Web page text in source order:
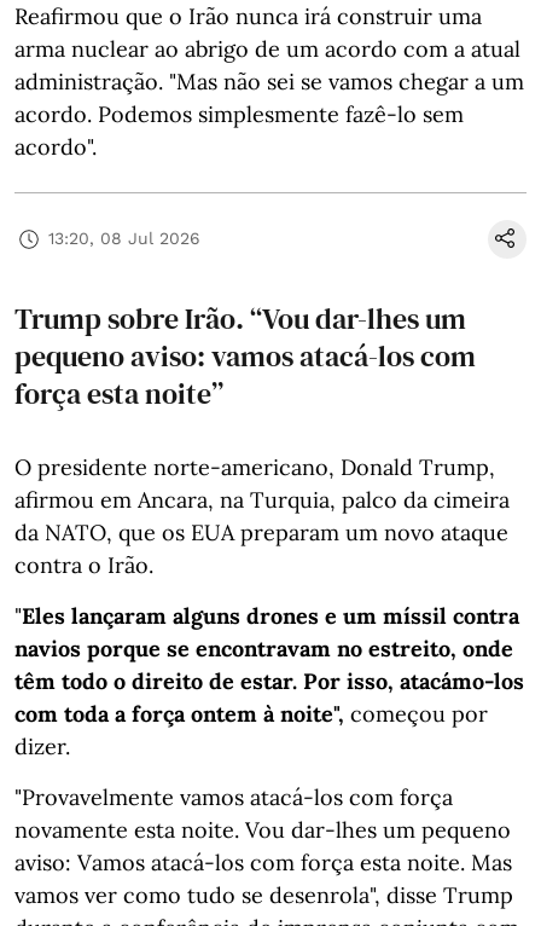
Reafirmou que o Irão nunca irá construir uma
arma nuclear ao abrigo de um acordo com a atual
administração. "Mas não sei se vamos chegar a um
acordo. Podemos simplesmente fazê-lo sem
acordo".
13:20, 08 Jul 2026
Trump sobre Irão. “Vou dar-lhes um
pequeno aviso: vamos atacá-los com
força esta noite”
O presidente norte-americano, Donald Trump,
afirmou em Ancara, na Turquia, palco da cimeira
da NATO, que os EUA preparam um novo ataque
contra o Irão.
"Eles lançaram alguns drones e um míssil contra
navios porque se encontravam no estreito, onde
têm todo o direito de estar. Por isso, atacámo-los
com toda a força ontem à noite", começou por
dizer.
"Provavelmente vamos atacá-los com força
novamente esta noite. Vou dar-lhes um pequeno
aviso: Vamos atacá-los com força esta noite. Mas
vamos ver como tudo se desenrola", disse Trump